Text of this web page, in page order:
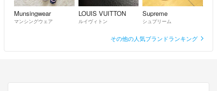
Munsingwear
マンシングウェア
LOUIS VUITTON
ルイヴィトン
Supreme
シュプリーム
その他の人気ブランドランキング